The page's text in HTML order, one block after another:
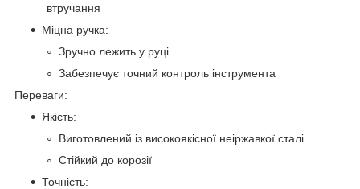
втручання
Міцна ручка:
Зручно лежить у руці
Забезпечує точний контроль інструмента
Переваги:
Якість:
Виготовлений із високоякісної неіржавкої сталі
Стійкий до корозії
Точність: